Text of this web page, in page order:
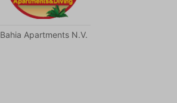
Bahia Apartments N.V.